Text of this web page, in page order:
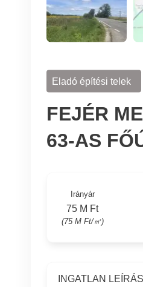
Eladó építési telek
FEJÉR
63-AS
Irányár
75 M Ft
(75 M Ft/㎡)
INGATLAN